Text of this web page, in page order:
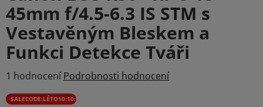
45mm f/4.5-6.3 IS STM s
Vestavěným Bleskem a
Funkci Detekce Tváři
Průměrné
hodnocení
1 hodnocení Podrobnosti hodnocení
SALECODE:LÉTO10:10:%